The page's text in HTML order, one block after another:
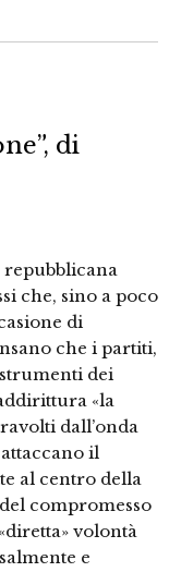
di
repubblicana
che, sino a poco
di
che i partiti,
dei
«la
dall’onda
il
al centro della
compromesso
volontà
e